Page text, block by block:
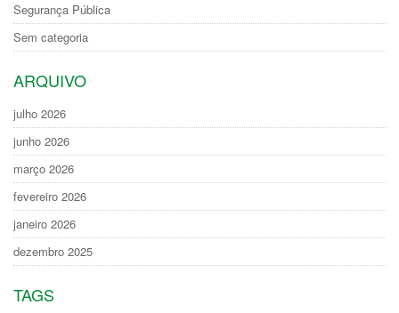
Segurança Pública
Sem categoria
ARQUIVO
julho 2026
junho 2026
março 2026
fevereiro 2026
janeiro 2026
dezembro 2025
TAGS